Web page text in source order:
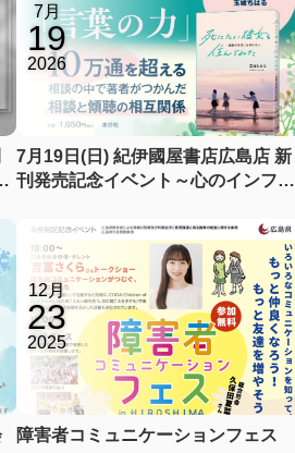
7月
19
2026
7月19日(日) 紀伊國屋書店広島店 新
刊発売記念イベント～心のインフラ
12月
23
2025
障害者コミュニケーションフェス